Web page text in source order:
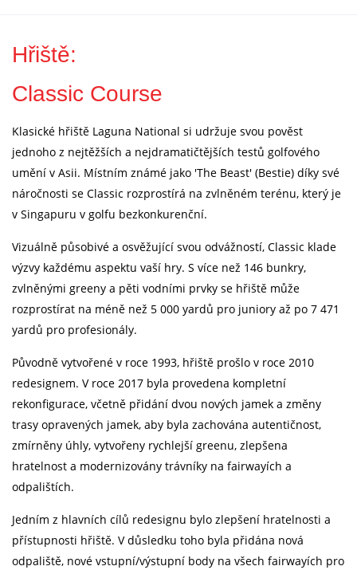
Hřiště:
Classic Course
Klasické hřiště Laguna National si udržuje svou pověst
jednoho z nejtěžších a nejdramatičtějších testů golfového
umění v Asii. Místním známé jako 'The Beast' (Bestie) díky své
náročnosti se Classic rozprostírá na zvlněném terénu, který je
v Singapuru v golfu bezkonkurenční.
Vizuálně působivé a osvěžující svou odvážností, Classic klade
výzvy každému aspektu vaší hry. S více než 146 bunkry,
zvlněnými greeny a pěti vodními prvky se hřiště může
rozprostírat na méně než 5 000 yardů pro juniory až po 7 471
yardů pro profesionály.
Původně vytvořené v roce 1993, hřiště prošlo v roce 2010
redesignem. V roce 2017 byla provedena kompletní
rekonfigurace, včetně přidání dvou nových jamek a změny
trasy opravených jamek, aby byla zachována autentičnost,
zmírněny úhly, vytvořeny rychlejší greenu, zlepšena
hratelnost a modernizovány trávníky na fairwayích a
odpalištích.
Jedním z hlavních cílů redesignu bylo zlepšení hratelnosti a
přístupnosti hřiště. V důsledku toho byla přidána nová
odpaliště, nové vstupní/výstupní body na všech fairwayích pro